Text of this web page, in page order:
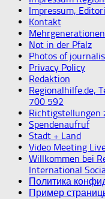
Impressum,
Kontakt
Not in der Pfalz
Photos of
Privacy Policy
Redaktion
Regionalhilfe.de,
700 592
Richtigstellungen
Spendenaufruf
Stadt + Land
Video Meeting
Willkommen bei
International
Политика
Пример